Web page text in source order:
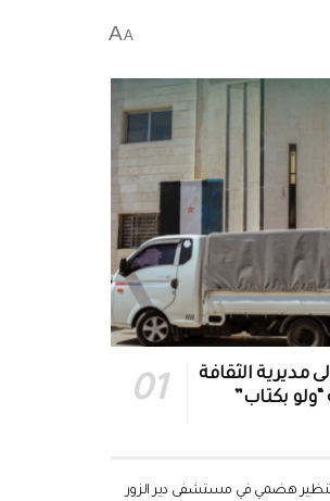
A
A
إلى مديرية الثقافة
بكتاب”
تنظير هضمي في مستشفى دير الزور